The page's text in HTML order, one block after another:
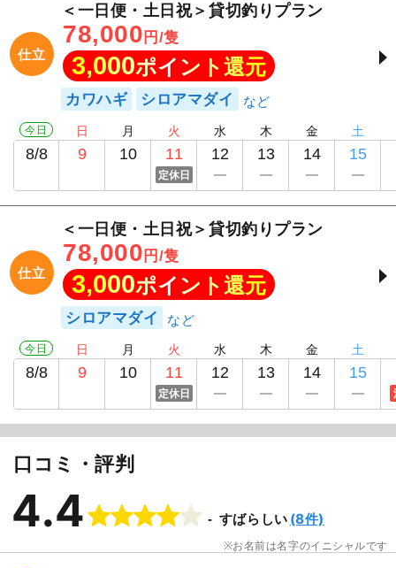
仕立
＜一日便・土日祝＞貸切釣りプラン
78,000 円/隻
3,000ポイント還元
カワハギ シロアマダイ
今日
8/8
日
9
月
10
火
11
定休日
水
12
木
13
金
14
土
15
仕立
＜一日便・土日祝＞貸切釣りプラン
78,000 円/隻
3,000ポイント還元
シロアマダイ
今日
8/8
日
9
月
10
火
11
定休日
水
12
木
13
金
14
土
15
口コミ・評判
4.4 すばらしい (8件)
お名前は名字のイニシャルです